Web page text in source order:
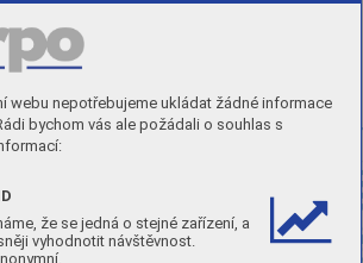
webu nepotřebujeme ukládat žádné informace
bychom vás ale požádali o souhlas s
že se jedná o stejné zařízení, a
vyhodnotit návštěvnost.